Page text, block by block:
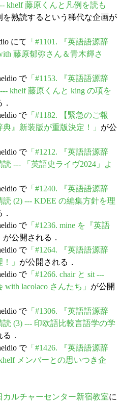
khelf 藤原くんと凡例を読も
を熟読するという稀代な企画が
にて
「#1101. 『英語語源辞
藤原郁弥さん＆青木輝さ
で「#1153. 『英語語源辞
khelf 藤原くんと king の項を
で「#1182. 【緊急のご報
』新装版が重版決定！」 が公
で「#1212. 『英語語源辞
--- 「英語史ライヴ2024」よ
で「#1240. 『英語語源辞
(2) --- KDEE の編集方針を理
で「#1236. mine を『英語
が公開される．
で「#1264. 『英語語源辞
」 が公開される．
で「#1266. chair と sit ---
lacolaco さんたち」 が公開
で「#1306. 『英語語源辞
(3) --- 印欧語比較言語学の学
．
で「#1426. 『英語語源辞
メンバーとの思いつき企
カルチャーセンター新宿教室に